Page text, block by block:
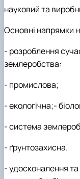
науковий та
Основні напрямки
- розроблення
землеробства:
- промислова;
-екологічна;-
-система
- ґрунтозахисна.
- удосконалення та